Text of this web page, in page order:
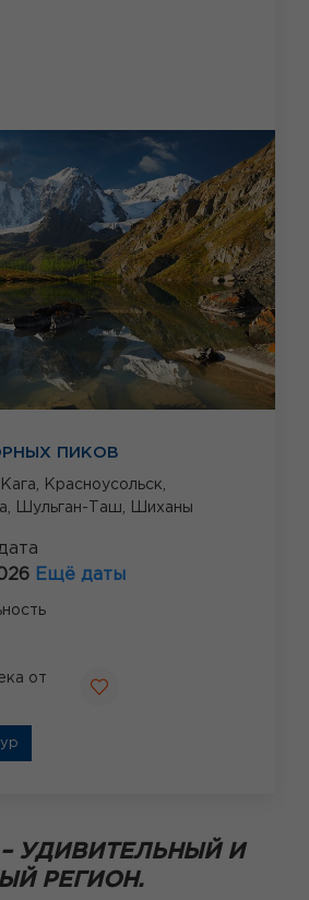
ПИКОВ
Кага,
Красноусольск,
Шульган-Таш, Шиханы
Ещё даты
от
УДИВИТЕЛЬНЫЙ И
РЕГИОН.